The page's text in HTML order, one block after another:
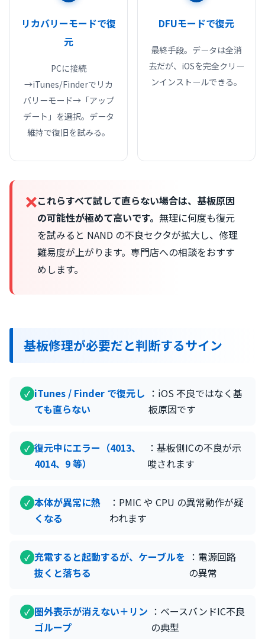
リカバリーモードで復
元
PCに接続
→iTunes/Finderでリカ
バリーモード→「アップ
デート」を選択。データ
維持で復旧を試みる。
DFUモードで復元
最終手段。データは全消
去だが、iOSを完全クリー
ンインストールできる。
❌これらすべて試して直らない場合は、基板原因
の可能性が極めて高いです。 無理に何度も復元
を試みると NAND の不良セクタが拡大し、修理
難易度が上がります。専門店への相談をおすす
めします。
基板修理が必要だと判断するサイン
iTunes / Finder で復元し
ても直らない
：iOS 不良ではなく基
板原因です
復元中にエラー（4013、
4014、9 等）
：基板側ICの不良が示
唆されます
本体が異常に熱
くなる
：PMIC や CPU の異常動作が疑
われます
充電すると起動するが、ケーブルを
抜くと落ちる
：電源回路
の異常
圏外表示が消えない＋リン
ゴループ
：ベースバンドIC不良
の典型